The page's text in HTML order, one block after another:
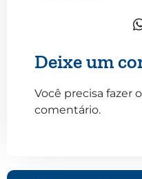
Deixe um
Você precisa fazer o
comentário.